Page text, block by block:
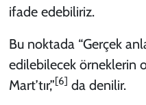
ifade edebiliriz.
Bu noktada “Gerçek
edilebilecek örneklerin
Mart’tır,”[6] da denilir.